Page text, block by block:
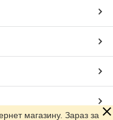
магазину. Зараз за